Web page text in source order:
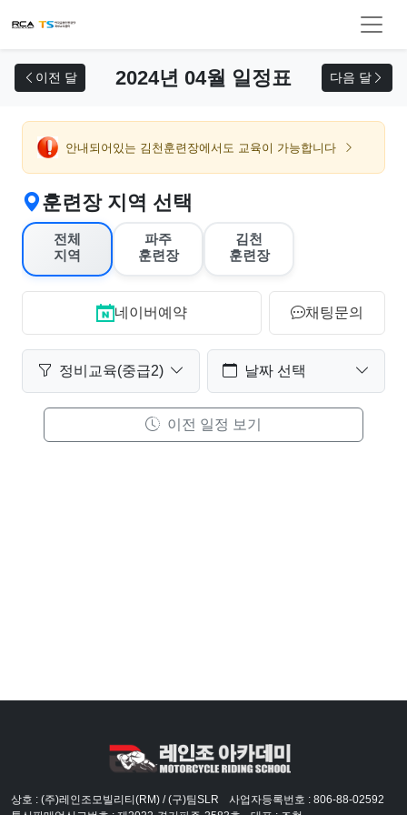
이전 달 2024년 04월 일정표 다음 달
안내되어있는 김천훈련장에서도 교육이 가능합니다
훈련장 지역 선택
전체
지역
파주
훈련장
김천
훈련장
네이버예약 채팅문의
정비교육(중급2) 날짜 선택
이전 일정 보기
상호 : (주)레인조모빌리티(RM) / (구)팀SLR
사업자등록번호 : 806-88-02592